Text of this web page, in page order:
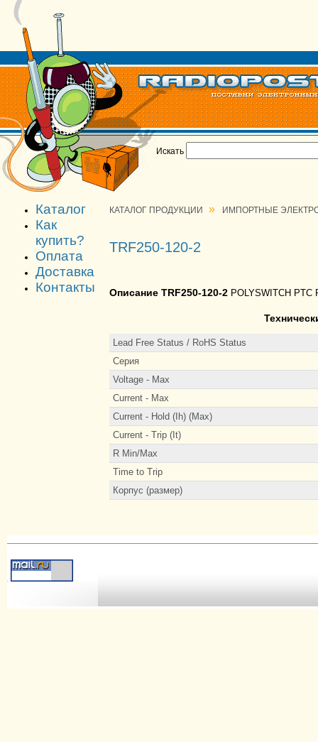
Искать
Каталог
Как
купить?
Оплата
Доставка
Контакты
КАТАЛОГ ПРОДУКЦИИ » ИМПОРТНЫЕ
TRF250-120-2
Описание TRF250-120-2 POLYSWITCH PTC
Lead Free Status / RoHS Status
Серия
Voltage - Max
Current - Max
Current - Hold (Ih) (Max)
Current - Trip (It)
R Min/Max
Time to Trip
Корпус (размер)